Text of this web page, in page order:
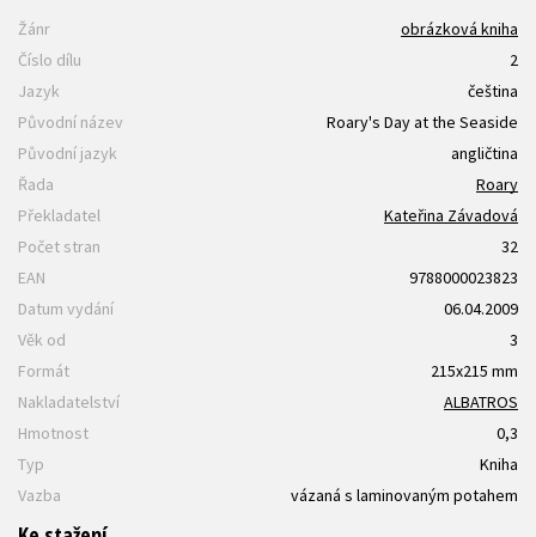
Žánr
obrázková kniha
Číslo dílu
2
Jazyk
čeština
Původní název
Roary's Day at the Seaside
Původní jazyk
angličtina
Řada
Roary
Překladatel
Kateřina Závadová
Počet stran
32
EAN
9788000023823
Datum vydání
06.04.2009
Věk od
3
Formát
215x215 mm
Nakladatelství
ALBATROS
Hmotnost
0,3
Typ
Kniha
Vazba
vázaná s laminovaným potahem